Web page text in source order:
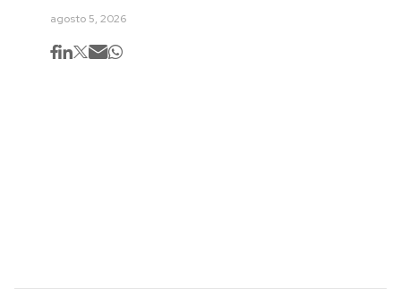
agosto 5, 2026